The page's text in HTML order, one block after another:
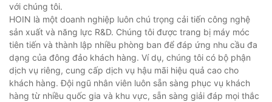
với chúng tôi.
HOIN là một doanh nghiệp luôn chú trọng cải tiến công nghệ
sản xuất và năng lực R&D. Chúng tôi được trang bị máy móc
tiên tiến và thành lập nhiều phòng ban để đáp ứng nhu cầu đa
dạng của đông đảo khách hàng. Ví dụ, chúng tôi có bộ phận
dịch vụ riêng, cung cấp dịch vụ hậu mãi hiệu quả cao cho
khách hàng. Đội ngũ nhân viên luôn sẵn sàng phục vụ khách
hàng từ nhiều quốc gia và khu vực, sẵn sàng giải đáp mọi thắc